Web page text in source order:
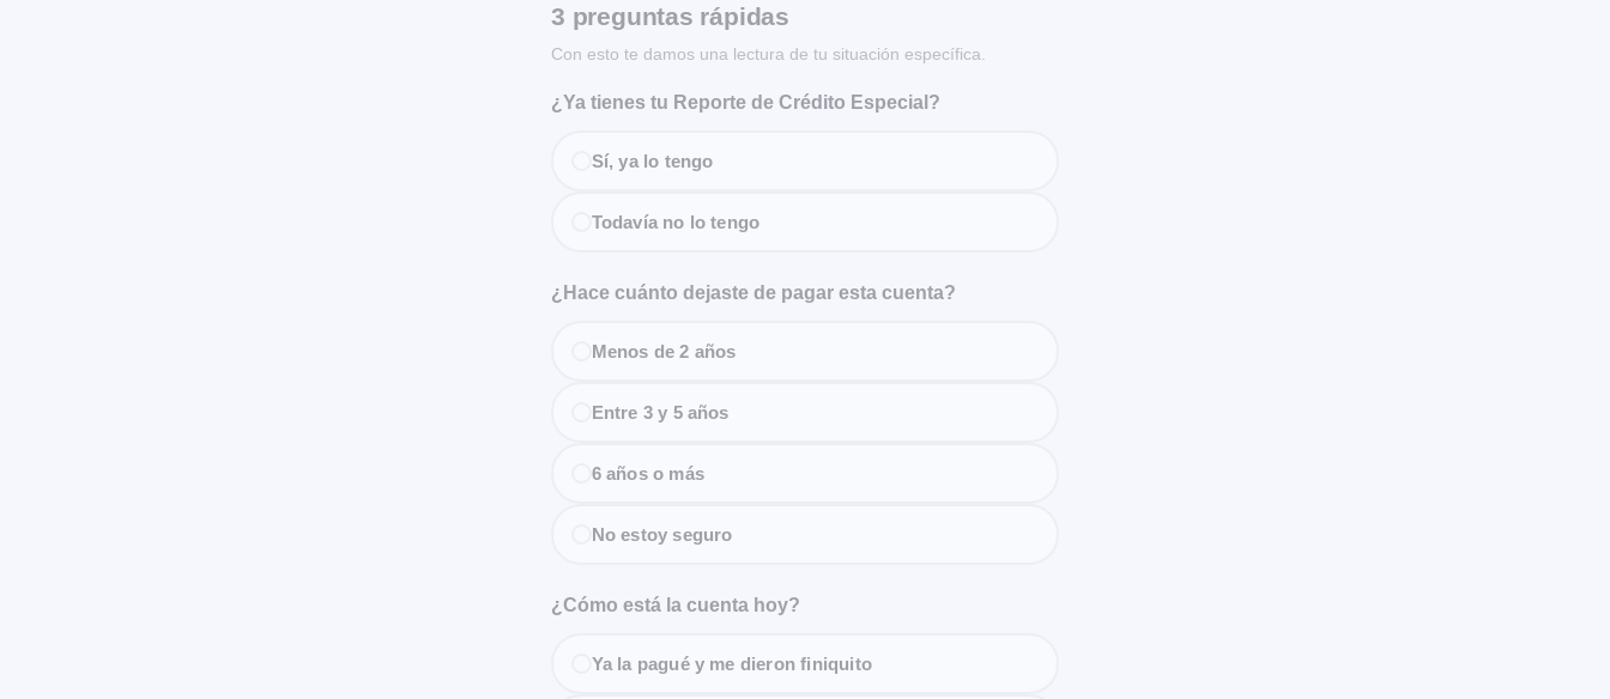
3 preguntas rápidas
Con esto te damos una lectura de tu situación específica.
¿Ya tienes tu Reporte de Crédito Especial?
Sí, ya lo tengo
Todavía no lo tengo
¿Hace cuánto dejaste de pagar esta cuenta?
Menos de 2 años
Entre 3 y 5 años
6 años o más
No estoy seguro
¿Cómo está la cuenta hoy?
Ya la pagué y me dieron finiquito